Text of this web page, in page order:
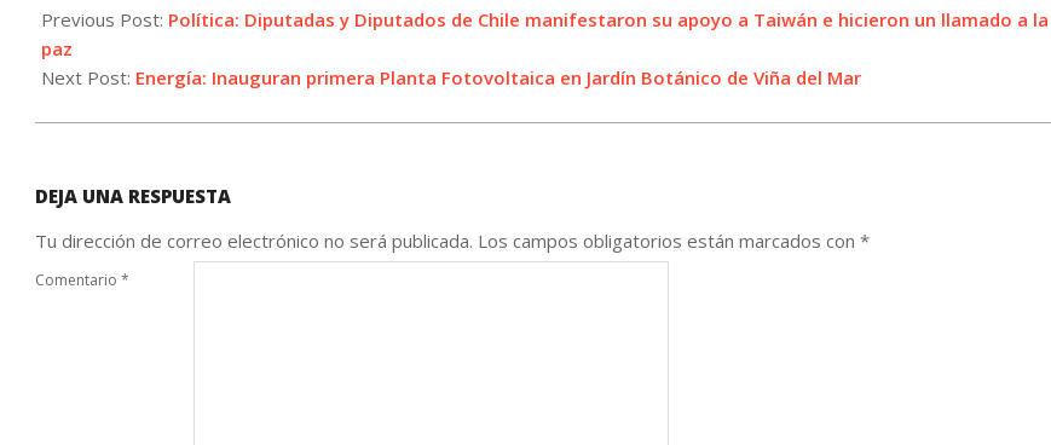
08-
10
Previous Post: Política: Diputadas y Diputados de Chile manifestaron su apoyo a Taiwán e hicieron un llamado a la
paz
Next Post: Energía: Inauguran primera Planta Fotovoltaica en Jardín Botánico de Viña del Mar
DEJA UNA RESPUESTA
Tu dirección de correo electrónico no será publicada. Los campos obligatorios están marcados con *
Comentario *